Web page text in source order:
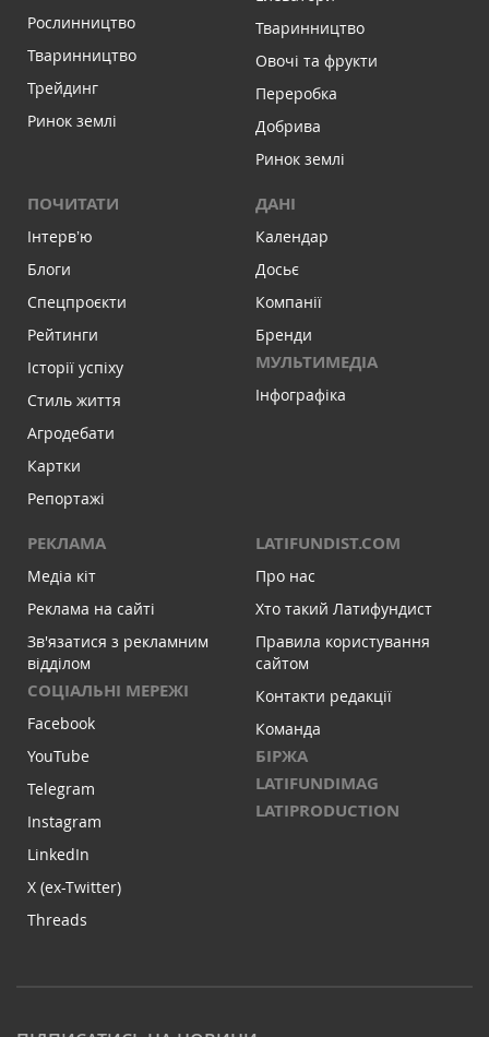
Рослинництво
Тваринництво
Трейдинг
Ринок землі
Тваринництво
Овочі та фрукти
Переробка
Добрива
Ринок землі
ПОЧИТАТИ
Інтервʼю
Блоги
Спецпроєкти
Рейтинги
Історії успіху
Стиль життя
Агродебати
Картки
Репортажі
ДАНІ
Календар
Досьє
Компанії
Бренди
МУЛЬТИМЕДІА
Інфографіка
РЕКЛАМА
Медіа кіт
Реклама на сайті
Зв'язатися з рекламним
відділом
СОЦІАЛЬНІ МЕРЕЖІ
Facebook
YouTube
Telegram
Instagram
LinkedIn
X (ex-Twitter)
Threads
LATIFUNDIST.COM
Про нас
Хто такий Латифундист
Правила користування
сайтом
Контакти редакції
Команда
БІРЖА
LATIFUNDIMAG
LATIPRODUCTION